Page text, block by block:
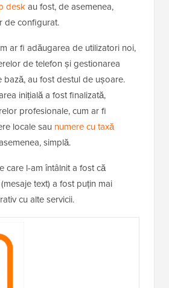
deskau fost, de asemenea,
de configurat.
ar fi adăugarea de utilizatori noi,
de telefon și gestionarea
bază, au fost destul de ușoare.
inițială a fost finalizată,
profesionale, cum ar fi
locale sau numere cu taxă
simplă.
care l-am întâlnit a fost că
text) a fost puțin mai
cu alte servicii.